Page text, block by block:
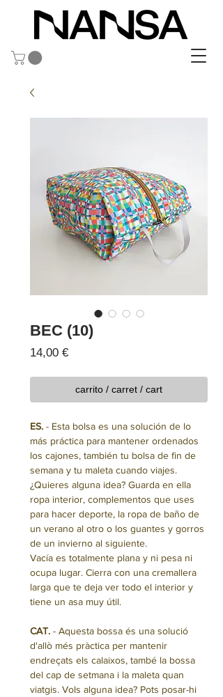
BEC (10)
14,00 €Precio
carrito / carret / cart
ES. - Esta bolsa es una solución de lo
más práctica para mantener ordenados
los cajones, también tu bolsa de fin de
semana y tu maleta cuando viajes.
¿Quieres alguna idea? Guarda en ella
ropa interior, complementos que uses
para hacer deporte, la ropa de baño de
un verano al otro o los guantes y gorros
de un invierno al siguiente.
Vacía es totalmente plana y ni pesa ni
ocupa lugar. Cierra con una cremallera
larga que te deja ver todo el interior y
tiene un asa muy útil.
CAT. - Aquesta bossa és una solució
d'allò més pràctica per mantenir
endreçats els calaixos, també la bossa
del cap de setmana i la maleta quan
viatgis. Vols alguna idea? Pots posar-hi